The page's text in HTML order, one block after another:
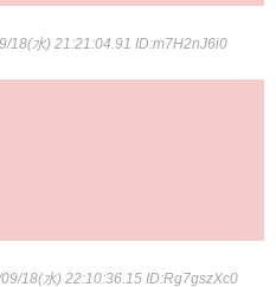
18(水) 21:21:04.91 ID:m7H2nJ6i0
09/18(水) 22:10:36.15 ID:Rg7gszXc0